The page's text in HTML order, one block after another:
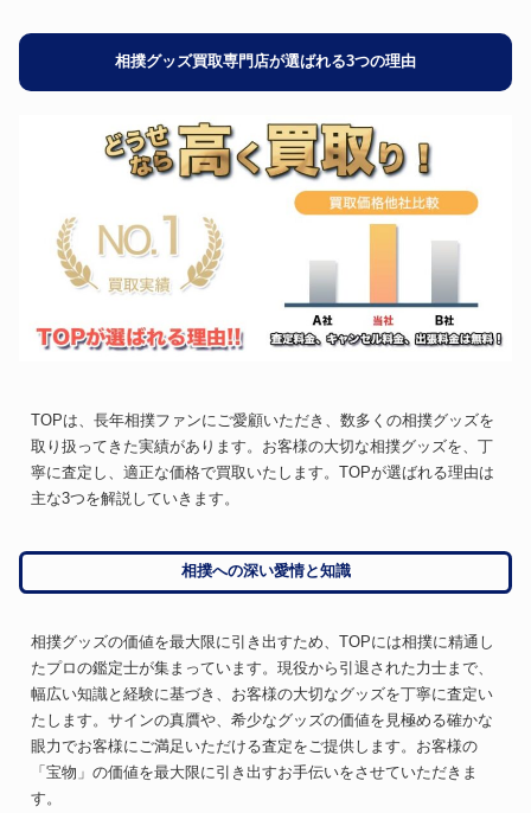
相撲グッズ買取専門店が選ばれる3つの理由
TOPは、長年相撲ファンにご愛顧いただき、数多くの相撲グッズを
取り扱ってきた実績があります。お客様の大切な相撲グッズを、丁
寧に査定し、適正な価格で買取いたします。TOPが選ばれる理由は
主な3つを解説していきます。
相撲への深い愛情と知識
相撲グッズの価値を最大限に引き出すため、TOPには相撲に精通し
たプロの鑑定士が集まっています。現役から引退された力士まで、
幅広い知識と経験に基づき、お客様の大切なグッズを丁寧に査定い
たします。サインの真贋や、希少なグッズの価値を見極める確かな
眼力でお客様にご満足いただける査定をご提供します。お客様の
「宝物」の価値を最大限に引き出すお手伝いをさせていただきま
す。